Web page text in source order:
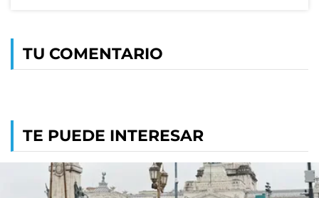
TU COMENTARIO
TE PUEDE INTERESAR